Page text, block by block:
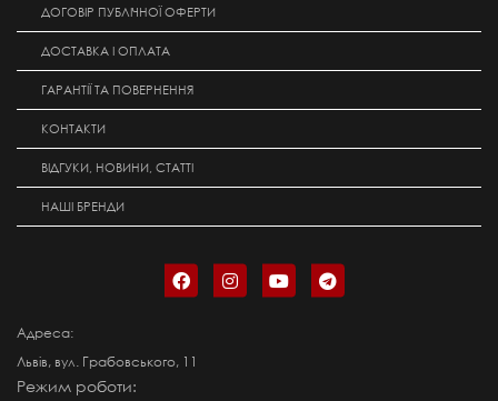
ДОГОВІР ПУБЛІЧНОЇ ОФЕРТИ
ДОСТАВКА І ОПЛАТА
ГАРАНТІЇ ТА ПОВЕРНЕННЯ
КОНТАКТИ
ВІДГУКИ, НОВИНИ, СТАТТІ
НАШІ БРЕНДИ
Адреса:
Львів, вул. Грабовського, 11
Режим роботи: